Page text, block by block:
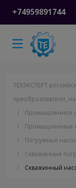
+74959891744
ТЕХЭКСПЕРТ
преобразователи,
/
Промышленное
/
Промышленные
/
Погружные
/
Скважинные
/
Скважинный